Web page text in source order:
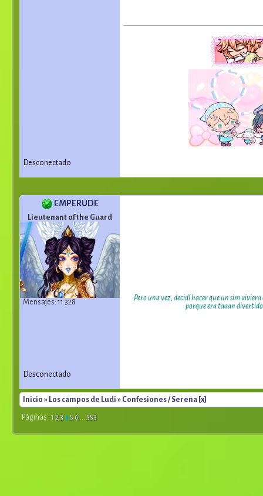
Desconectado
EMPERUDE
Lieutenant of the Guard
Mensajes: 11 328
Pero una vez, decidí hacer que un sim
porque era taaan divertido
Desconectado
Inicio » Los campos de Ludi » Confesiones / Serena [x]
Páginas : 1 2345 6 ... 553